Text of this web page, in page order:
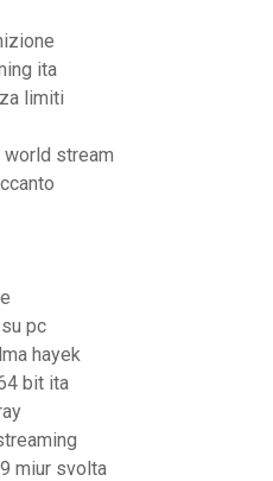
ita
limiti
world stream
pc
hayek
bit ita
miur svolta